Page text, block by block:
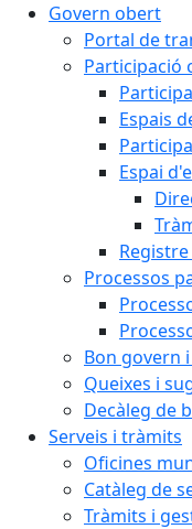
Govern obert
Portal de
Participació
Espais
Espai
Processos
Bon govern
Queixes i
Decàleg de
Serveis i tràmits
Oficines
Catàleg de
Tràmits i